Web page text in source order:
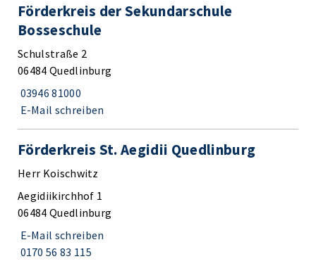
Förderkreis der Sekundarschule
Bosseschule
Schulstraße 2
06484 Quedlinburg
03946 81000
E-Mail schreiben
Förderkreis St. Aegidii Quedlinburg
Herr Koischwitz
Aegidiikirchhof 1
06484 Quedlinburg
E-Mail schreiben
0170 56 83 115